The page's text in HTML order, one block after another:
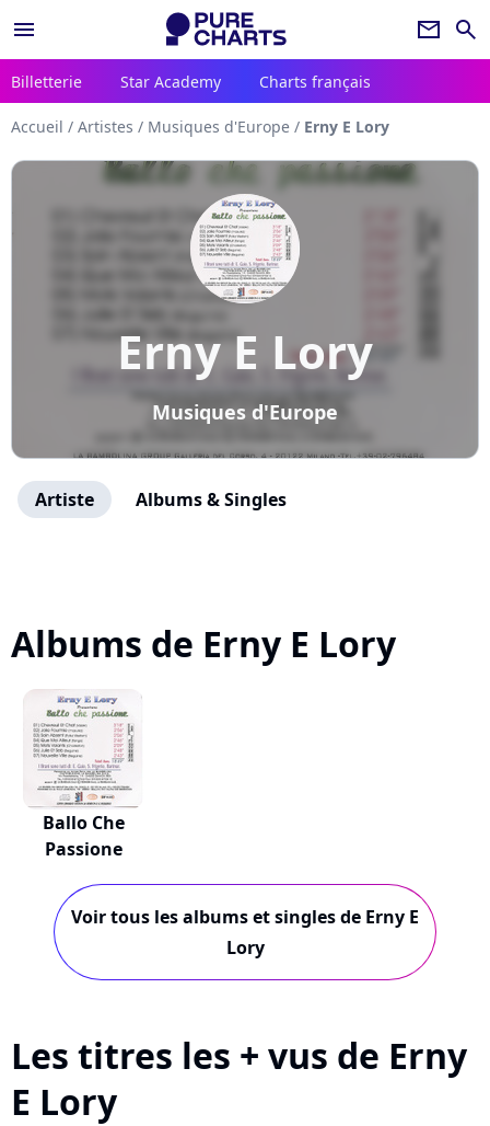
menu newsletter search
Billetterie Star Academy Charts français
Accueil / Artistes / Musiques d'Europe / Erny E Lory
Erny E Lory
Musiques d'Europe
Artiste Albums & Singles
Albums de Erny E Lory
Ballo Che
Passione
Voir tous les albums et singles de Erny E
Lory
Les titres les + vus de Erny
E Lory